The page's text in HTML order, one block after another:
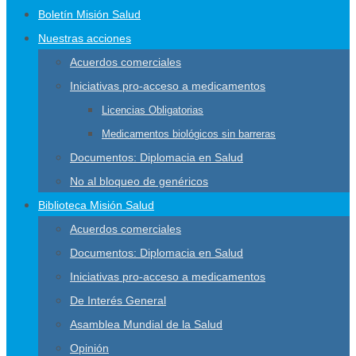
Boletín Misión Salud
Nuestras acciones
Acuerdos comerciales
Iniciativas pro-acceso a medicamentos
Licencias Obligatorias
Medicamentos biológicos sin barreras
Documentos: Diplomacia en Salud
No al bloqueo de genéricos
Biblioteca Misión Salud
Acuerdos comerciales
Documentos: Diplomacia en Salud
Iniciativas pro-acceso a medicamentos
De Interés General
Asamblea Mundial de la Salud
Opinión